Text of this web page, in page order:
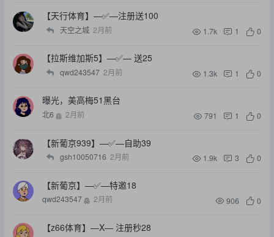
【天行体育】—✅—注册送100
天空之城 2月前 1.7k 1 0
【拉斯维加斯5】—✅— 送25
qwd243547 2月前 1.3k 1 0
曝光，美高梅51黑台
北6 2月前 791 1 0
【新葡京939】—✅—自助39
gsh10050716 2月前 1.9k 3 0
【新葡京】—✅—特邀18
qwd243547 2月前 906 0
【z66体育】—X— 注册秒28